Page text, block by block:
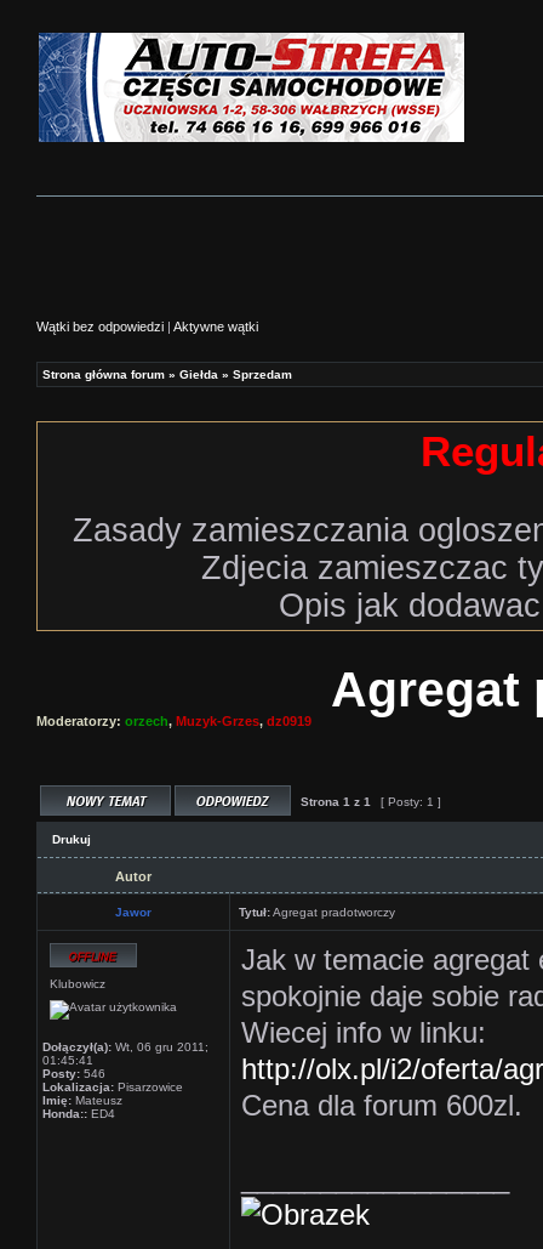
Wątki bez odpowiedzi | Aktywne wątki
Strona główna forum » Giełda » Sprzedam
Zasady zamieszczania
Zdjecia zamieszczac
Opis jak
Agregat
Moderatorzy: orzech, Muzyk-Grzes, dz0919
Strona 1 z 1 [ Posty: 1 ]
Drukuj
Autor
Jawor Tytuł:Agregat pradotworczy
Klubowicz
Dołączył(a): Wt, 06 gru 2011;
01:45:41
Posty: 546
Lokalizacja: Pisarzowice
Imię: Mateusz
Honda:: ED4
Jak w temacie agregat
spokojnie daje sobie
Wiecej info w linku:
http://olx.pl/i2/oferta/
Cena dla forum 600zl.